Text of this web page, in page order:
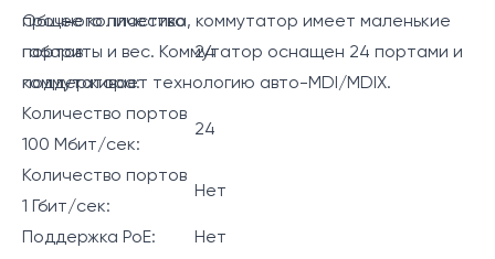
прочного пластика, коммутатор имеет маленькие
габариты и вес. Коммутатор оснащен 24 портами и
поддерживает технологию авто-MDI/MDIX.
Общее количество
портов
коммутатора:
24
Количество портов
100 Мбит/сек:
24
Количество портов
1 Гбит/сек:
Нет
Поддержка PoE:
Нет